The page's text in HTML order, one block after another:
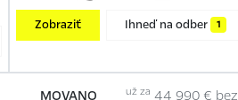
Zobraziť Ihneď na odber 1
MOVANO už za 44 990 € bez